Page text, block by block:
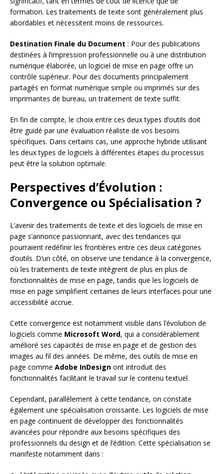
formation. Les traitements de texte sont généralement plus
abordables et nécessitent moins de ressources.
Destination Finale du Document : Pour des publications
destinées à l’impression professionnelle ou à une distribution
numérique élaborée, un logiciel de mise en page offre un
contrôle supérieur. Pour des documents principalement
partagés en format numérique simple ou imprimés sur des
imprimantes de bureau, un traitement de texte suffit.
En fin de compte, le choix entre ces deux types d’outils doit
être guidé par une évaluation réaliste de vos besoins
spécifiques. Dans certains cas, une approche hybride utilisant
les deux types de logiciels à différentes étapes du processus
peut être la solution optimale.
Perspectives d’Évolution :
Convergence ou Spécialisation ?
L’avenir des traitements de texte et des logiciels de mise en
page s’annonce passionnant, avec des tendances qui
pourraient redéfinir les frontières entre ces deux catégories
d’outils. D’un côté, on observe une tendance à la convergence,
où les traitements de texte intègrent de plus en plus de
fonctionnalités de mise en page, tandis que les logiciels de
mise en page simplifient certaines de leurs interfaces pour une
accessibilité accrue.
Cette convergence est notamment visible dans l’évolution de
logiciels comme Microsoft Word, qui a considérablement
amélioré ses capacités de mise en page et de gestion des
images au fil des années. De même, des outils de mise en
page comme Adobe InDesign ont introduit des
fonctionnalités facilitant le travail sur le contenu textuel.
Cependant, parallèlement à cette tendance, on constate
également une spécialisation croissante. Les logiciels de mise
en page continuent de développer des fonctionnalités
avancées pour répondre aux besoins spécifiques des
professionnels du design et de l’édition. Cette spécialisation se
manifeste notamment dans :